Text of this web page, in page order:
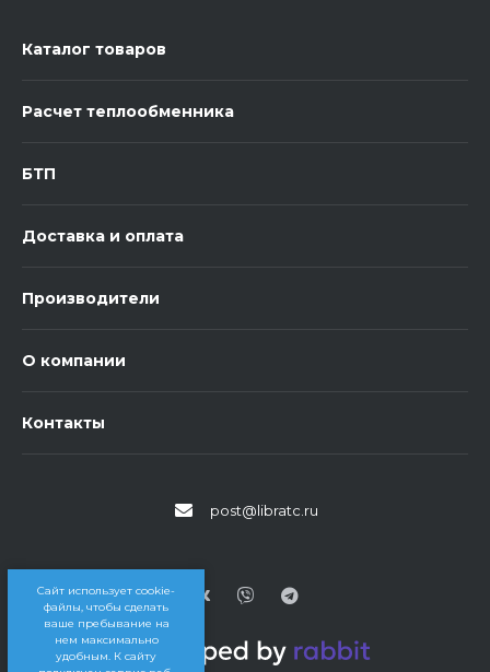
Сайт использует cookie-
файлы, чтобы сделать
ваше пребывание на
нем максимально
удобным. К cайту
Каталог товаров
Расчет теплообменника
БТП
Доставка и оплата
Производители
О компании
Контакты
post@libratc.ru